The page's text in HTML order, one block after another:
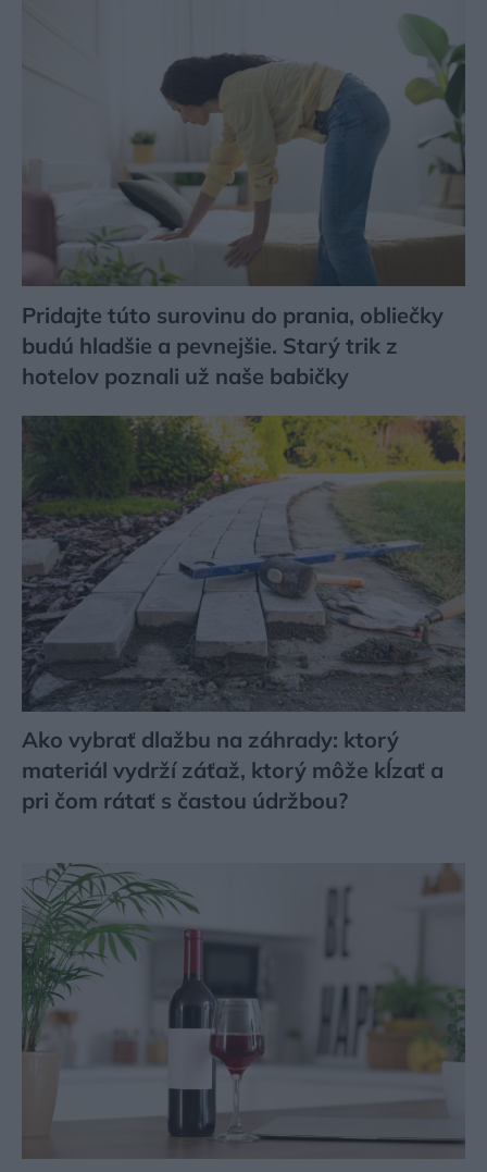
Pridajte túto surovinu do prania, obliečky
budú hladšie a pevnejšie. Starý trik z
hotelov poznali už naše babičky
Ako vybrať dlažbu na záhrady: ktorý
materiál vydrží záťaž, ktorý môže kĺzať a
pri čom rátať s častou údržbou?